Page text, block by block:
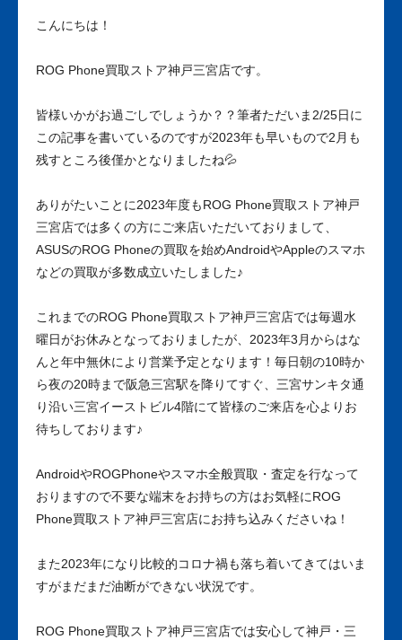
こんにちは！
ROG Phone買取ストア神戸三宮店です。
皆様いかがお過ごしでしょうか？？筆者ただいま2/25日に
この記事を書いているのですが2023年も早いもので2月も
残すところ後僅かとなりましたね💦
ありがたいことに2023年度もROG Phone買取ストア神戸
三宮店では多くの方にご来店いただいておりまして、
ASUSのROG Phoneの買取を始めAndroidやAppleのスマホ
などの買取が多数成立いたしました♪
これまでのROG Phone買取ストア神戸三宮店では毎週水
曜日がお休みとなっておりましたが、2023年3月からはな
んと年中無休により営業予定となります！毎日朝の10時か
ら夜の20時まで阪急三宮駅を降りてすぐ、三宮サンキタ通
り沿い三宮イーストビル4階にて皆様のご来店を心よりお
待ちしております♪
AndroidやROGPhoneやスマホ全般買取・査定を行なって
おりますので不要な端末をお持ちの方はお気軽にROG
Phone買取ストア神戸三宮店にお持ち込みくださいね！
また2023年になり比較的コロナ禍も落ち着いてきてはいま
すがまだまだ油断ができない状況です。
ROG Phone買取ストア神戸三宮店では安心して神戸・三